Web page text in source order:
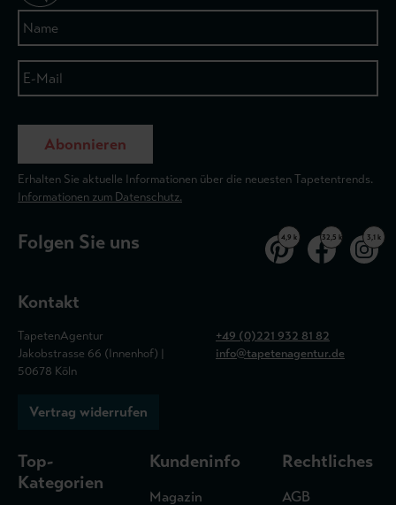
Abonnieren
Erhalten Sie aktuelle Informationen über die neuesten Tapetentrends.
Informationen zum Datenschutz.
Folgen Sie uns 4,9 k 32,5 k 3,1 k
Kontakt
TapetenAgentur
Jakobstrasse 66 (Innenhof) |
50678 Köln
+49 (0)221 932 81 82
info@tapetenagentur.de
Vertrag widerrufen
Top-
Kategorien
Kundeninfo
Magazin
Rechtliches
AGB